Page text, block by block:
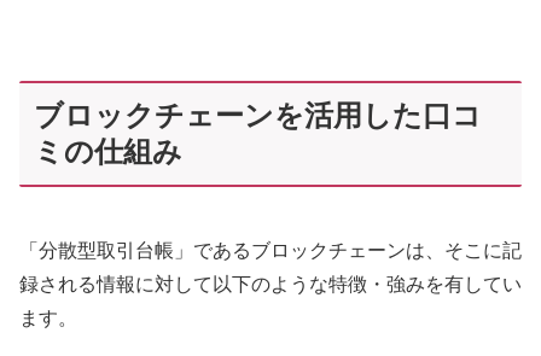
ブロックチェーンを活用した口コ
ミの仕組み
「分散型取引台帳」であるブロックチェーンは、そこに記
録される情報に対して以下のような特徴・強みを有してい
ます。